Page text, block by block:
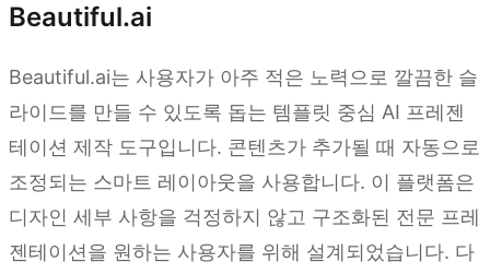
Beautiful.ai
Beautiful.ai는 사용자가 아주 적은 노력으로 깔끔한 슬
라이드를 만들 수 있도록 돕는 템플릿 중심 AI 프레젠
테이션 제작 도구입니다. 콘텐츠가 추가될 때 자동으로
조정되는 스마트 레이아웃을 사용합니다. 이 플랫폼은
디자인 세부 사항을 걱정하지 않고 구조화된 전문 프레
젠테이션을 원하는 사용자를 위해 설계되었습니다. 다